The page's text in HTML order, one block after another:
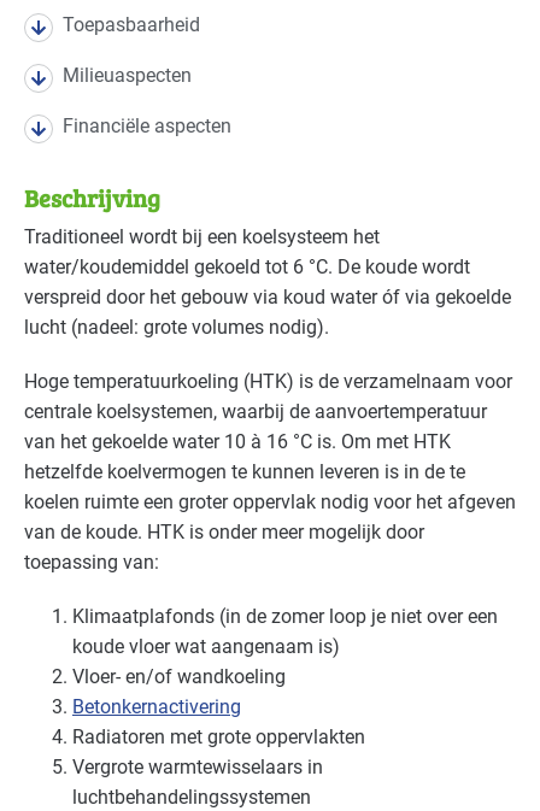
Brandweer
Cultuur - musea
Kantoren Gevorderd
Onderwijs Gevorderd
Sport - overig Gevorderd
Sport - zwembaden Gevorderd
Voedingsindustrie - brood en banket Gevorderd
Voedingsindustrie - overig Gevorderd
Voedingsindustrie - vlees
Voedingsindustrie - zoetwaren Gevorderd
Zorg - dierenartsen Gevorderd
Zorg - eerstelijns Gevorderd
Zorg - kinderdagverblijven Gevorderd
Toepasbaarheid
Milieuaspecten
Financiële aspecten
Beschrijving
Traditioneel wordt bij een koelsysteem het
water/koudemiddel gekoeld tot 6 °C. De koude wordt
verspreid door het gebouw via koud water óf via gekoelde
lucht (nadeel: grote volumes nodig).
Hoge temperatuurkoeling (HTK) is de verzamelnaam voor
centrale koelsystemen, waarbij de aanvoertemperatuur
van het gekoelde water 10 à 16 °C is. Om met HTK
hetzelfde koelvermogen te kunnen leveren is in de te
koelen ruimte een groter oppervlak nodig voor het afgeven
van de koude. HTK is onder meer mogelijk door
toepassing van:
Klimaatplafonds (in de zomer loop je niet over een
koude vloer wat aangenaam is)
Vloer- en/of wandkoeling
Betonkernactivering
Radiatoren met grote oppervlakten
Vergrote warmtewisselaars in
luchtbehandelingssystemen